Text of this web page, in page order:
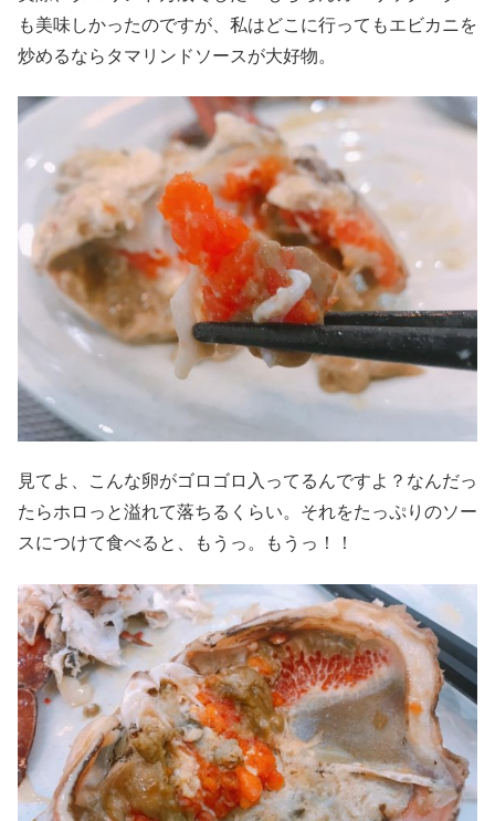
も美味しかったのですが、私はどこに行ってもエビカニを
炒めるならタマリンドソースが大好物。
見てよ、こんな卵がゴロゴロ入ってるんですよ？なんだっ
たらホロっと溢れて落ちるくらい。それをたっぷりのソー
スにつけて食べると、もうっ。もうっ！！